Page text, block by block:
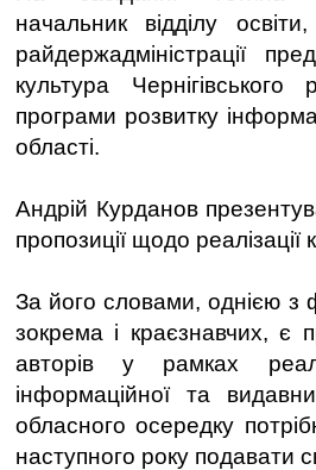
начальник відділу
райдержадміністрації
культура
програми розвитку
області.
Андрій Курданов
пропозиції щодо
За його словами, однією з
зокрема і краєзнавчих, є
авторів у рамках
інформаційної та
обласного осередку
наступного року подавати